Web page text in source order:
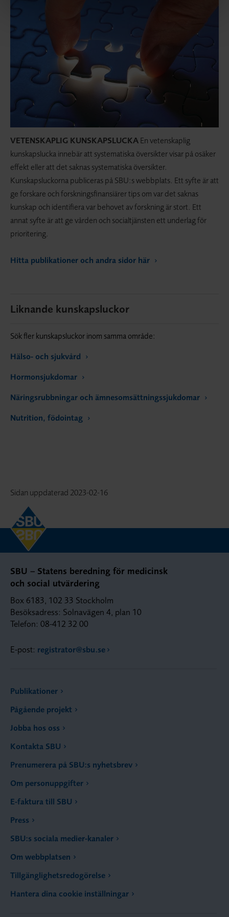
VETENSKAPLIG KUNSKAPSLUCKAEn vetenskaplig
kunskapslucka innebär att systematiska översikter visar på osäker
effekt eller att det saknas systematiska översikter.
Kunskapsluckorna publiceras på SBU:s webbplats. Ett syfte är att
ge forskare och forskningsfinansiärer tips om var det saknas
kunskap och identifiera var behovet av forskning är stort. Ett
annat syfte är att ge vården och socialtjänsten ett underlag för
prioritering.
Hitta publikationer och andra sidor här
Liknande kunskapsluckor
Sök fler kunskapsluckor inom samma område:
Hälso- och sjukvård
Hormonsjukdomar
Näringsrubbningar och ämnesomsättningssjukdomar
Nutrition, födointag
Sidan uppdaterad 2023-02-16
SBU – Statens beredning för medicinsk
och social utvärdering
Box 6183, 102 33 Stockholm
Besöksadress: Solnavägen 4, plan 10
Telefon: 08-412 32 00
E-post: registrator@sbu.se
Publikationer
Pågående projekt
Jobba hos oss
Kontakta SBU
Prenumerera på SBU:s nyhetsbrev
Om personuppgifter
E-faktura till SBU
Press
SBU:s sociala medier-kanaler
Om webbplatsen
Tillgänglighetsredogörelse
Hantera dina cookie inställningar